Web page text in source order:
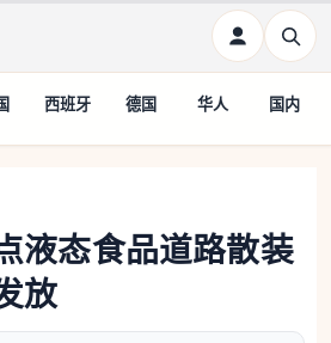
西班牙 德国 华人 国内
液态食品道路散装
放